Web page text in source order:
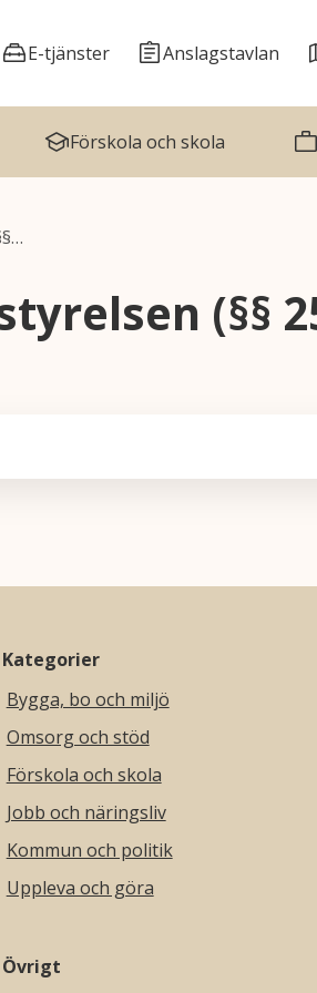
E-tjänster Anslagstavlan
Förskola och skola
(§§
Kategorier
Bygga, bo och miljö
Omsorg och stöd
Förskola och skola
Jobb och näringsliv
Kommun och politik
Uppleva och göra
Övrigt